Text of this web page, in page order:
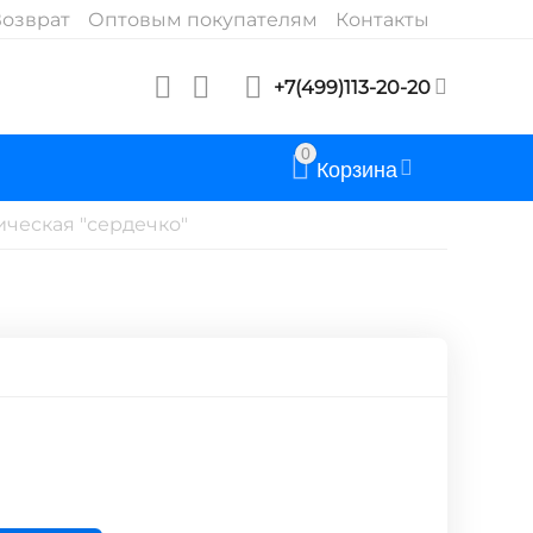
Оптовым покупателям Контакты
+7(499)113-20-20
0 Корзина
"сердечко"